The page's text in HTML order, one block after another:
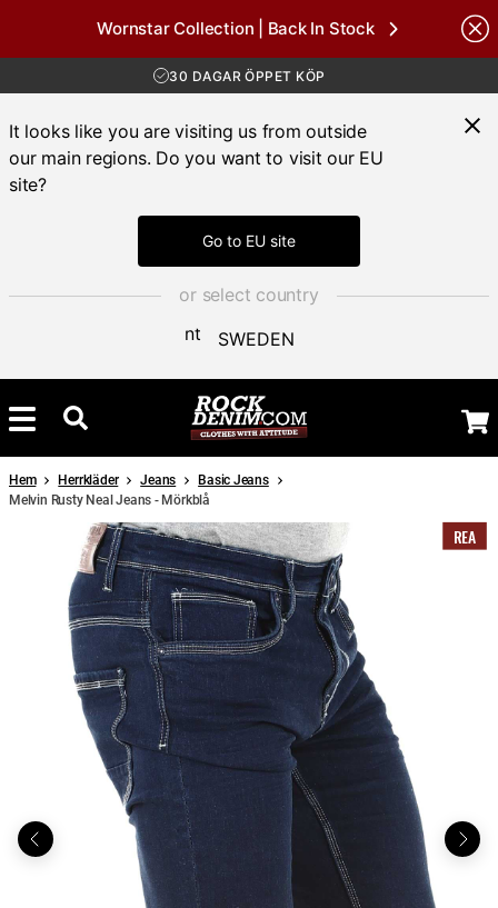
Wornstar Collection | Back In Stock
30 DAGAR ÖPPET KÖP
LEVERANS 1-3 DAGAR
FRI FRAKT ÖVER 1000 KR
It looks like you are visiting us from outside
our main regions. Do you want to visit our EU
site?
Go to EU site
or select country
SWEDEN
Hem Herrkläder Jeans
Basic Jeans
Melvin Rusty Neal Jeans - Mörkblå
REA